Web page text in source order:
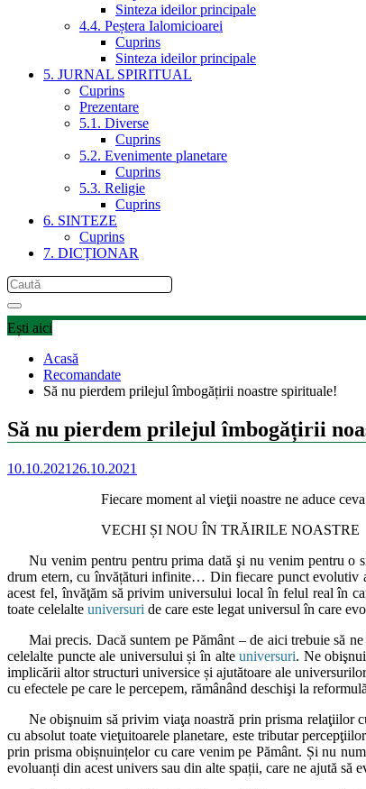
Sinteza ideilor principale
4.4. Peștera Ialomicioarei
Cuprins
Sinteza ideilor principale
5. JURNAL SPIRITUAL
Cuprins
Prezentare
5.1. Diverse
Cuprins
5.2. Evenimente planetare
Cuprins
5.3. Religie
Cuprins
6. SINTEZE
Cuprins
7. DICȚIONAR
Ești aici
Acasă
Recomandate
Să nu pierdem prilejul îmbogățirii noastre spirituale!
Să nu pierdem prilejul îmbogățirii
10.10.2021 26.10.2021
Fiecare moment al vieţii noastre ne aduce
VECHI ȘI NOU ÎN TRĂIRILE NOASTRE
Nu venim pentru pentru prima dată şi nu venim pentru o
drum etern, cu învățături infinite… Din fiecare punct evolutiv
acest fel, învăţăm să privim universului local în felul real în
toate celelalte universuri de care este legat universul în care
Mai precis. Dacă suntem pe Pământ – de aici trebuie să
celelalte puncte ale universului și în alteuniversuri. Ne
implicării altor structuri universice și ajutătoare ale
cu efectele pe care le percepem, rămânând deschişi la
Ne obişnuim să privim viaţa noastră prin prisma relaţiilor
cu absolut toate vieţuitoarele planetare, este tributar
prin prisma obișnuințelor cu care venim pe Pământ. Și nu
evoluanți din acest univers sau din alte spații, care ne ajută să